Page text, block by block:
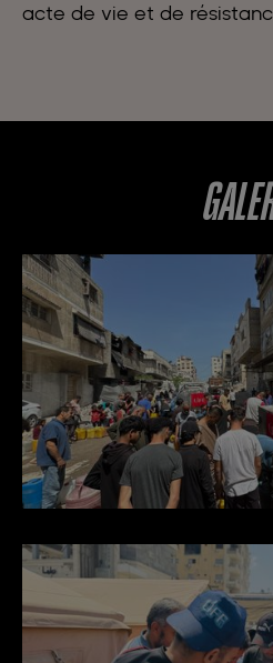
acte de vie et de